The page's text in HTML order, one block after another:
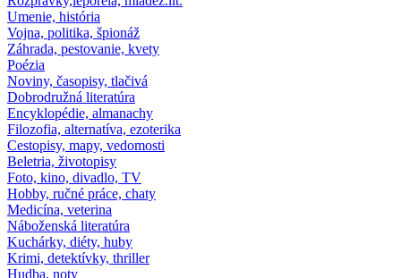
Umenie, história
Vojna, politika, špionáž
Záhrada, pestovanie, kvety
Poézia
Noviny, časopisy, tlačivá
Dobrodružná literatúra
Encyklopédie, almanachy
Filozofia, alternatíva, ezoterika
Cestopisy, mapy, vedomosti
Beletria, životopisy
Foto, kino, divadlo, TV
Hobby, ručné práce, chaty
Medicína, veterina
Náboženská literatúra
Kuchárky, diéty, huby
Krimi, detektívky, thriller
Hudba, noty